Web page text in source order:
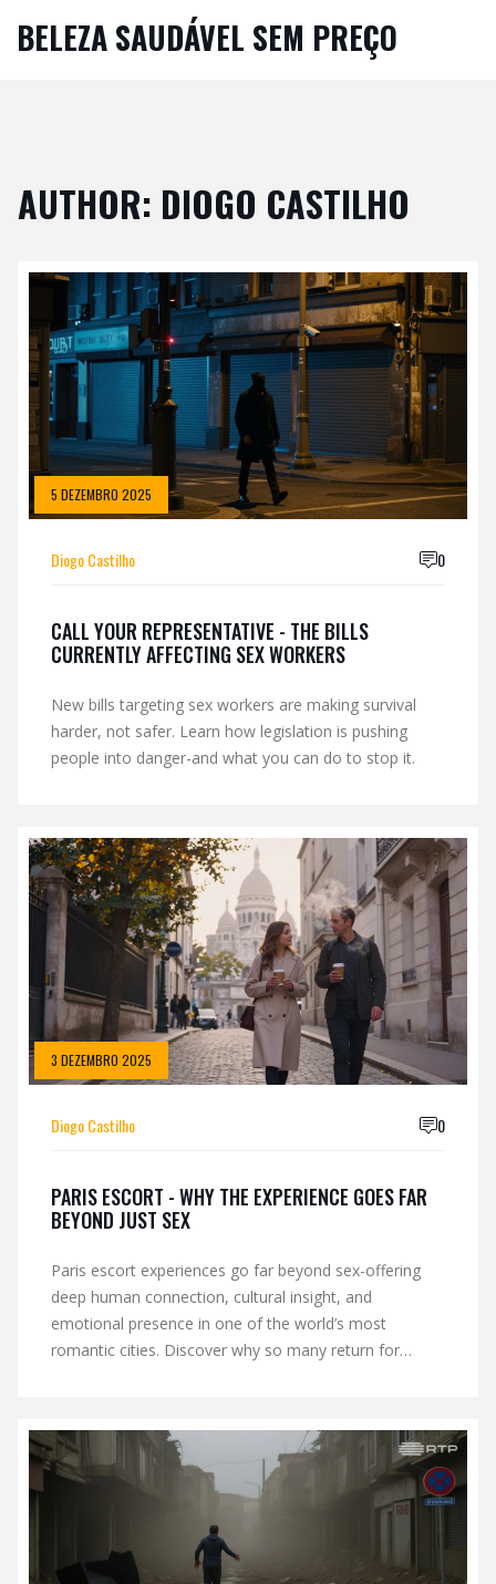
BELEZA SAUDÁVEL SEM PREÇO
AUTHOR: DIOGO CASTILHO
5 DEZEMBRO 2025
Diogo Castilho 0
CALL YOUR REPRESENTATIVE - THE BILLS
CURRENTLY AFFECTING SEX WORKERS
New bills targeting sex workers are making survival
harder, not safer. Learn how legislation is pushing
people into danger-and what you can do to stop it.
3 DEZEMBRO 2025
Diogo Castilho 0
PARIS ESCORT - WHY THE EXPERIENCE GOES FAR
BEYOND JUST SEX
Paris escort experiences go far beyond sex-offering
deep human connection, cultural insight, and
emotional presence in one of the world’s most
romantic cities. Discover why so many return for